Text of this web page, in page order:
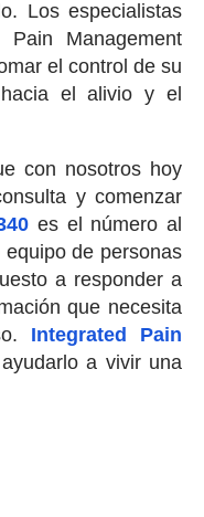
Los especialistas
Management
el control de su
el alivio y el
con nosotros hoy
y comenzar
es el número al
de personas
a responder a
que necesita
Integrated Pain
a vivir una